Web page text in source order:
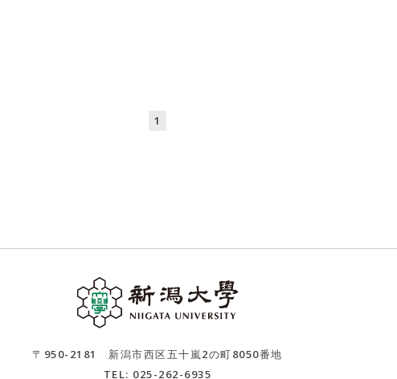
1
〒950-2181 新潟市西区五十嵐2の町8050番地
TEL: 025-262-6935